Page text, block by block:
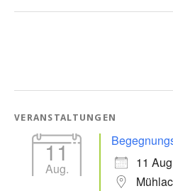
VERANSTALTUNGEN
11
Aug.
11